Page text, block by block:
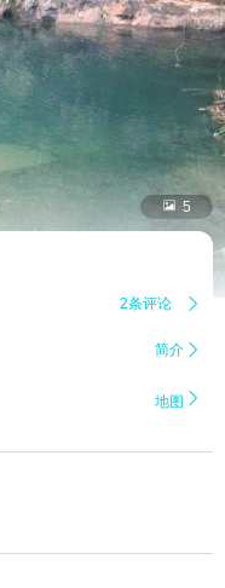
 5
2条评论 
简介 
地图 